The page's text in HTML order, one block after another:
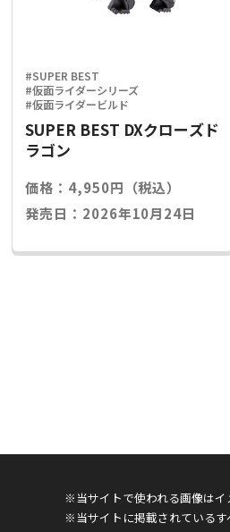
#SUPER BEST
#仮面ライダーシリーズ
#仮面ライダービルド
SUPER BEST DXクローズド
ラゴン
価格：4,950円（税込）
発売日：2026年10月24日
※当サイトで使われる画像はイ
※当サイトに掲載されているす